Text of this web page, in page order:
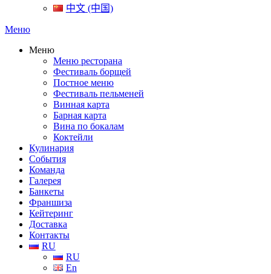
中文 (中国)
Меню
Меню
Меню ресторана
Фестиваль борщей
Постное меню
Фестиваль пельменей
Винная карта
Барная карта
Вина по бокалам
Коктейли
Кулинария
События
Команда
Галерея
Банкеты
Франшиза
Кейтеринг
Доставка
Контакты
RU
RU
En